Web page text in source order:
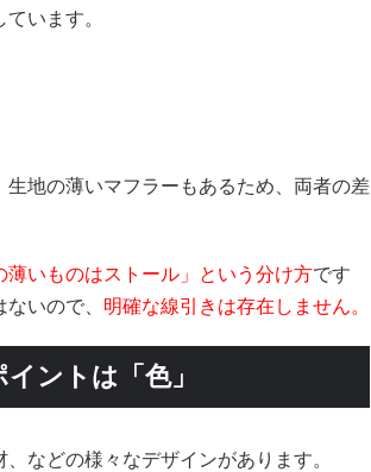
います。
地の薄いマフラーもあるため、両者の差
いものはストール」という分け方です
いので、 明確な線引きは存在しません。
ントは「色」
などの様々なデザインがあります。